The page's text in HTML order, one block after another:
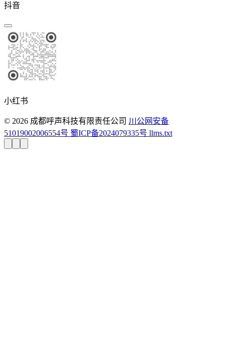
抖音
小红书
© 2026 成都呼声科技有限责任公司 川公网安备
51019002006554号 蜀ICP备2024079335号 llms.txt